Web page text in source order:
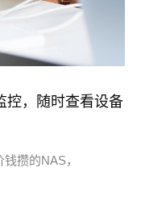
控，随时查看设备
攒的NAS，